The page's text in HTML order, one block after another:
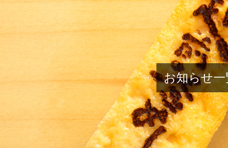
お知らせ一